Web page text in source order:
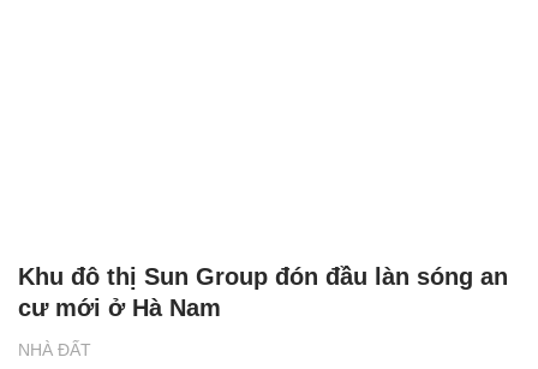
NHÀ ĐẤT
Khu đô thị Sun Group đón đầu làn sóng an
cư mới ở Hà Nam